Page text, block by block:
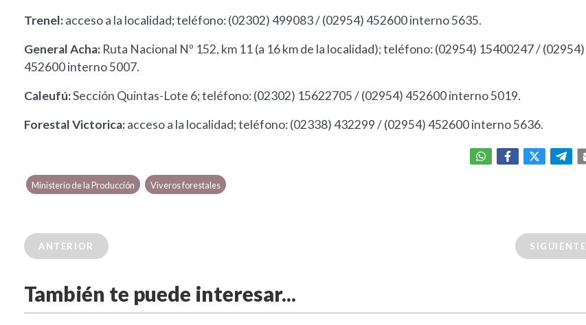
Trenel:acceso a la localidad; teléfono: (02302) 499083 / (02954) 452600 interno 5635.
General Acha: Ruta Nacional Nº 152, km 11 (a 16 km de la localidad); teléfono: (02954) 15400247 / (02954)
452600 interno 5007.
Caleufú:Sección Quintas-Lote 6; teléfono: (02302) 15622705 / (02954) 452600 interno 5019.
Forestal Victorica:acceso a la localidad; teléfono: (02338) 432299 / (02954) 452600 interno 5636.
Ministerio de la Producción Viveros forestales
ANTERIOR SIGUIENTE
También te puede interesar...